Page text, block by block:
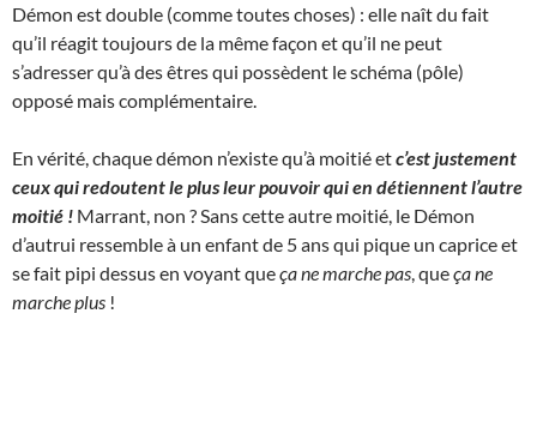
Démon est double (comme toutes choses) : elle naît du fait
qu’il réagit toujours de la même façon et qu’il ne peut
s’adresser qu’à des êtres qui possèdent le schéma (pôle)
opposé mais complémentaire.
En vérité, chaque démon n’existe qu’à moitié etc’est justement
ceux qui redoutent le plus leur pouvoir qui en détiennent l’autre
moitié ! Marrant, non ? Sans cette autre moitié, le Démon
d’autrui ressemble à un enfant de 5 ans qui pique un caprice et
se fait pipi dessus en voyant queça ne marche pas , queça ne
marche plus !